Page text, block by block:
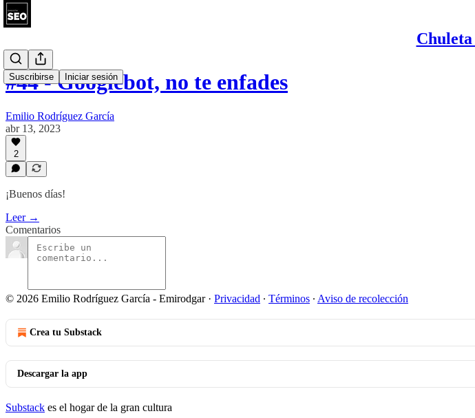
Suscribirse Iniciar sesión
#44 - Googlebot, no te enfades
Emilio Rodríguez García
abr 13, 2023
2
¡Buenos días!
Leer →
Comentarios
© 2026 Emilio Rodríguez García - Emirodgar· Privacidad ∙ Términos ∙ Aviso de recolección
Crea tu Substack
Descargar la app
Substack es el hogar de la gran cultura